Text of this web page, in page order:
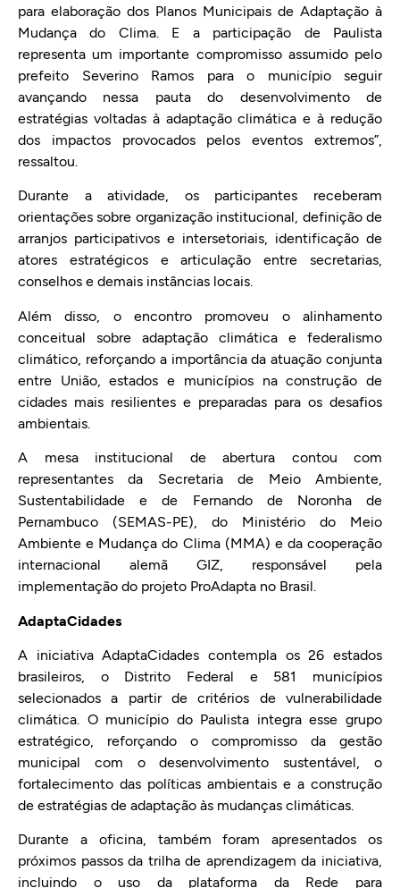
para elaboração dos Planos Municipais de Adaptação à
Mudança do Clima. E a participação de Paulista
representa um importante compromisso assumido pelo
prefeito Severino Ramos para o município seguir
avançando nessa pauta do desenvolvimento de
estratégias voltadas à adaptação climática e à redução
dos impactos provocados pelos eventos extremos”,
ressaltou.
Durante a atividade, os participantes receberam
orientações sobre organização institucional, definição de
arranjos participativos e intersetoriais, identificação de
atores estratégicos e articulação entre secretarias,
conselhos e demais instâncias locais.
Além disso, o encontro promoveu o alinhamento
conceitual sobre adaptação climática e federalismo
climático, reforçando a importância da atuação conjunta
entre União, estados e municípios na construção de
cidades mais resilientes e preparadas para os desafios
ambientais.
A mesa institucional de abertura contou com
representantes da Secretaria de Meio Ambiente,
Sustentabilidade e de Fernando de Noronha de
Pernambuco (SEMAS-PE), do Ministério do Meio
Ambiente e Mudança do Clima (MMA) e da cooperação
internacional alemã GIZ, responsável pela
implementação do projeto ProAdapta no Brasil.
AdaptaCidades
A iniciativa AdaptaCidades contempla os 26 estados
brasileiros, o Distrito Federal e 581 municípios
selecionados a partir de critérios de vulnerabilidade
climática. O município do Paulista integra esse grupo
estratégico, reforçando o compromisso da gestão
municipal com o desenvolvimento sustentável, o
fortalecimento das políticas ambientais e a construção
de estratégias de adaptação às mudanças climáticas.
Durante a oficina, também foram apresentados os
próximos passos da trilha de aprendizagem da iniciativa,
incluindo o uso da plataforma da Rede para